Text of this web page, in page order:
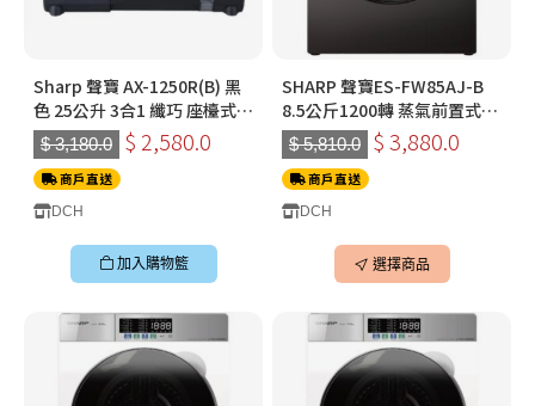
Sharp 聲寶 AX-1250R(B) 黑
色 25公升 3合1 纖巧 座檯式微
波蒸焗爐
$ 3,180.0 $ 2,580.0
商戶直送
DCH
加入購物籃
SHARP 聲寶ES-FW85AJ-B
8.5公斤1200轉 蒸氣前置式洗
衣機
$ 5,810.0 $ 3,880.0
商戶直送
DCH
選擇商品